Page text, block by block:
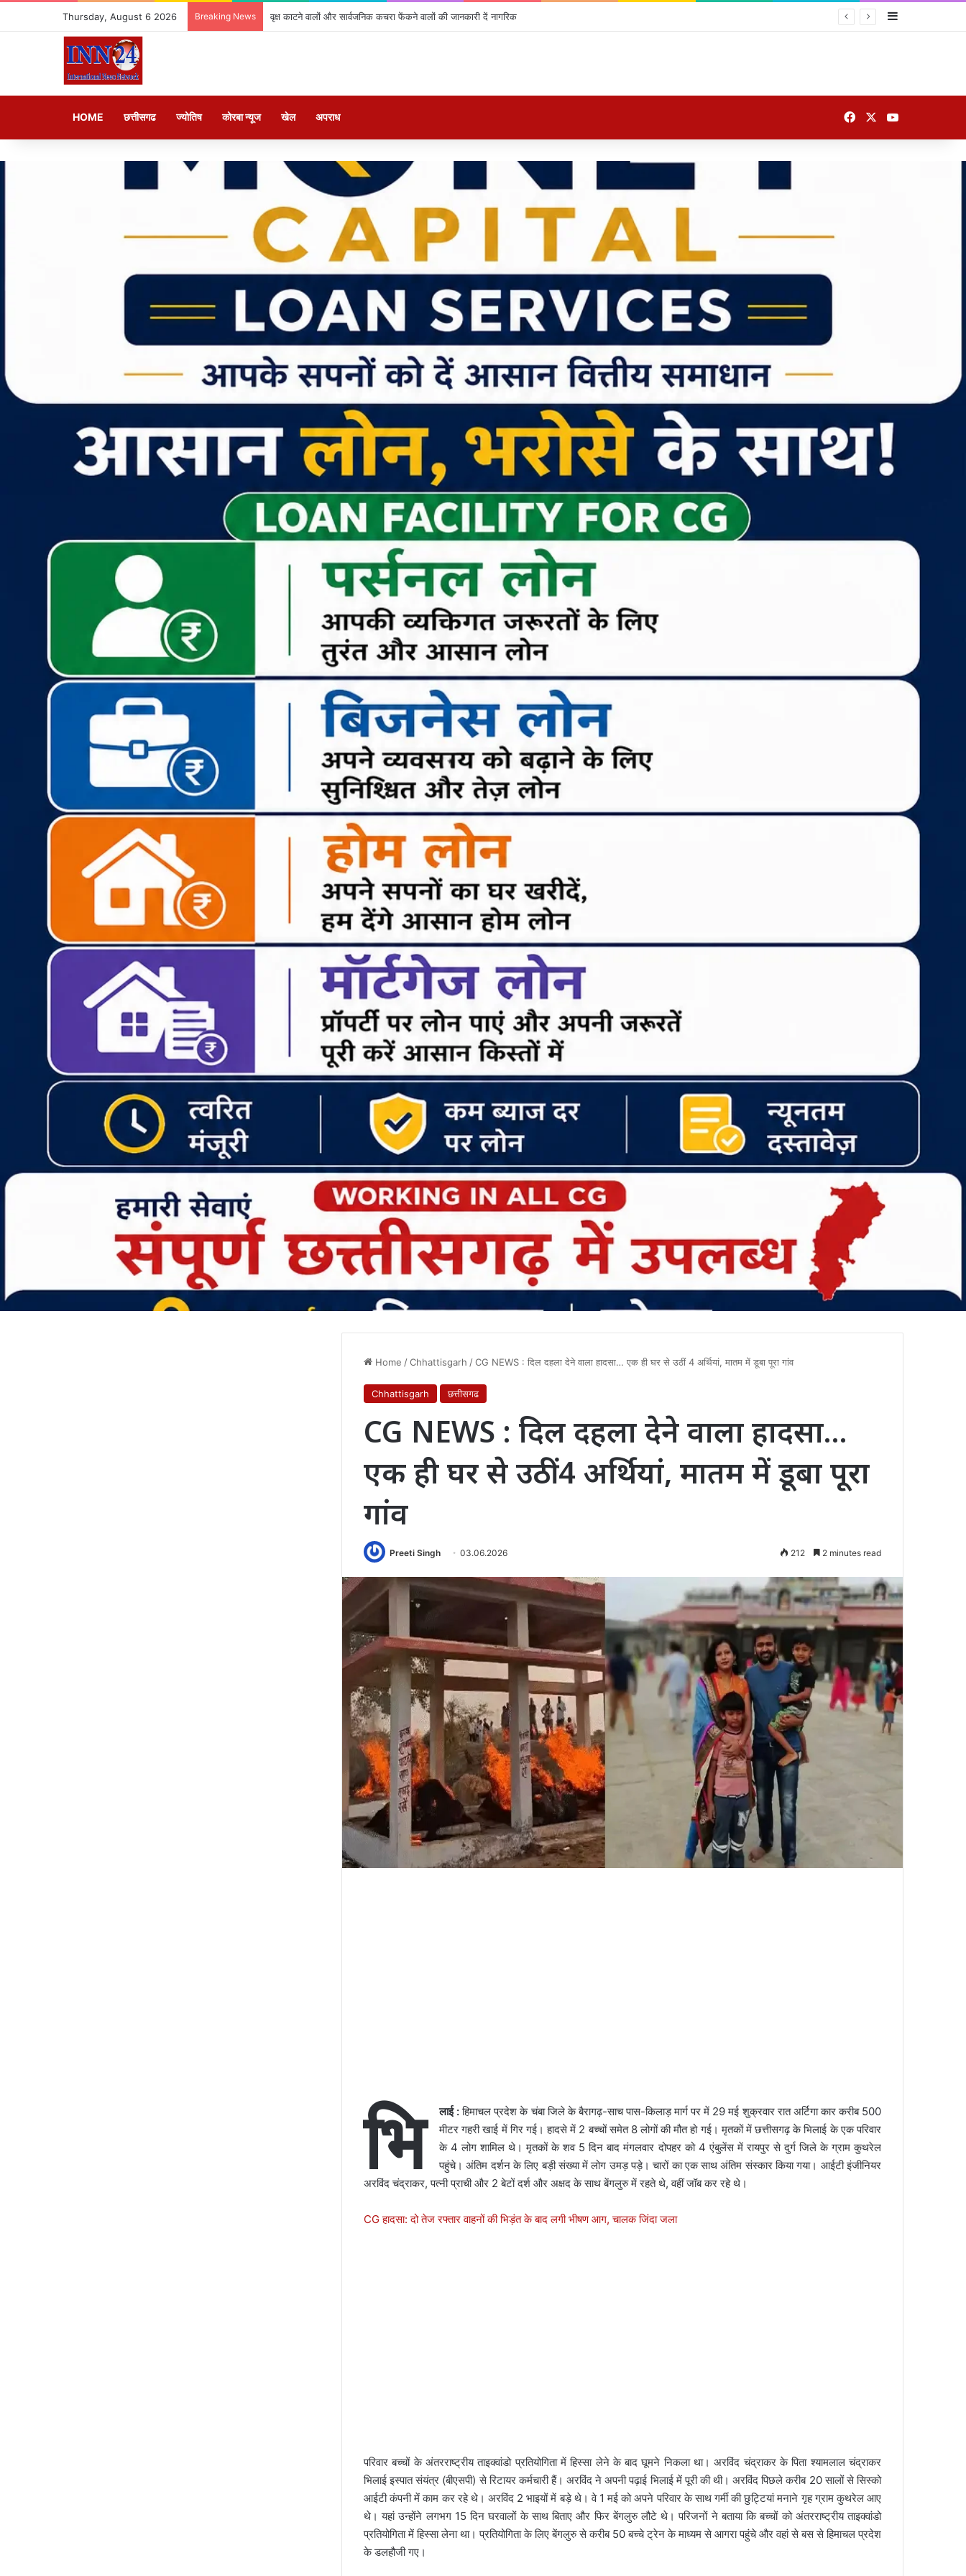
Thursday, August 6 2026 Breaking News वृक्ष काटने वालों और सार्वजनिक कचरा फेंकने वालों की जानकारी दें नागरिक Sidebar
HOME छत्तीसगढ ज्योतिष कोरबा न्यूज खेल अपराध FacebookYouTube
Home /Chhattisgarh /CG NEWS : दिल दहला देने वाला हादसा… एक ही घर से उठीं 4 अर्थियां, मातम में डूबा पूरा गांव
Chhattisgarh छत्तीसगढ
CG NEWS : दिल दहला देने वाला हादसा…
एक ही घर से उठीं 4 अर्थियां, मातम में डूबा पूरा
गांव
Preeti Singh 03.06.2026 212 2 minutes read
भि लाई :हिमाचल प्रदेश के चंबा जिले के बैरागढ़-साच पास-किलाड़ मार्ग पर में 29 मई शुक्रवार रात अर्टिगा कार करीब 500
मीटर गहरी खाई में गिर गई। हादसे में 2 बच्चों समेत 8 लोगों की मौत हो गई। मृतकों में छत्तीसगढ़ के भिलाई के एक परिवार
के 4 लोग शामिल थे।मृतकों के शव 5 दिन बाद मंगलवार दोपहर को 4 एंबुलेंस में रायपुर से दुर्ग जिले के ग्राम कुथरेल
पहुंचे। अंतिम दर्शन के लिए बड़ी संख्या में लोग उमड़ पड़े। चारों का एक साथ अंतिम संस्कार किया गया। आईटी इंजीनियर
अरविंद चंद्राकर, पत्नी प्राची और 2 बेटों दर्श और अक्षद के साथ बेंगलुरु में रहते थे, वहीं जॉब कर रहे थे।
CG हादसा: दो तेज रफ्तार वाहनों की भिड़ंत के बाद लगी भीषण आग, चालक जिंदा जला
परिवार बच्चों के अंतरराष्ट्रीय ताइक्वांडो प्रतियोगिता में हिस्सा लेने के बाद घूमने निकला था। अरविंद चंद्राकर के पिता श्यामलाल चंद्राकर
भिलाई इस्पात संयंत्र (बीएसपी) से रिटायर कर्मचारी हैं। अरविंद ने अपनी पढ़ाई भिलाई में पूरी की थी। अरविंद पिछले करीब 20 सालों से सिस्को
आईटी कंपनी में काम कर रहे थे। अरविंद 2 भाइयों में बड़े थे। वे 1 मई को अपने परिवार के साथ गर्मी की छुट्टियां मनाने गृह ग्राम कुथरेल आए
थे। यहां उन्होंने लगभग 15 दिन घरवालों के साथ बिताए और फिर बेंगलुरु लौटे थे।परिजनों ने बताया कि बच्चों को अंतरराष्ट्रीय ताइक्वांडो
प्रतियोगिता में हिस्सा लेना था। प्रतियोगिता के लिए बेंगलुरु से करीब 50 बच्चे ट्रेन के माध्यम से आगरा पहुंचे और वहां से बस से हिमाचल प्रदेश
के डलहौजी गए।